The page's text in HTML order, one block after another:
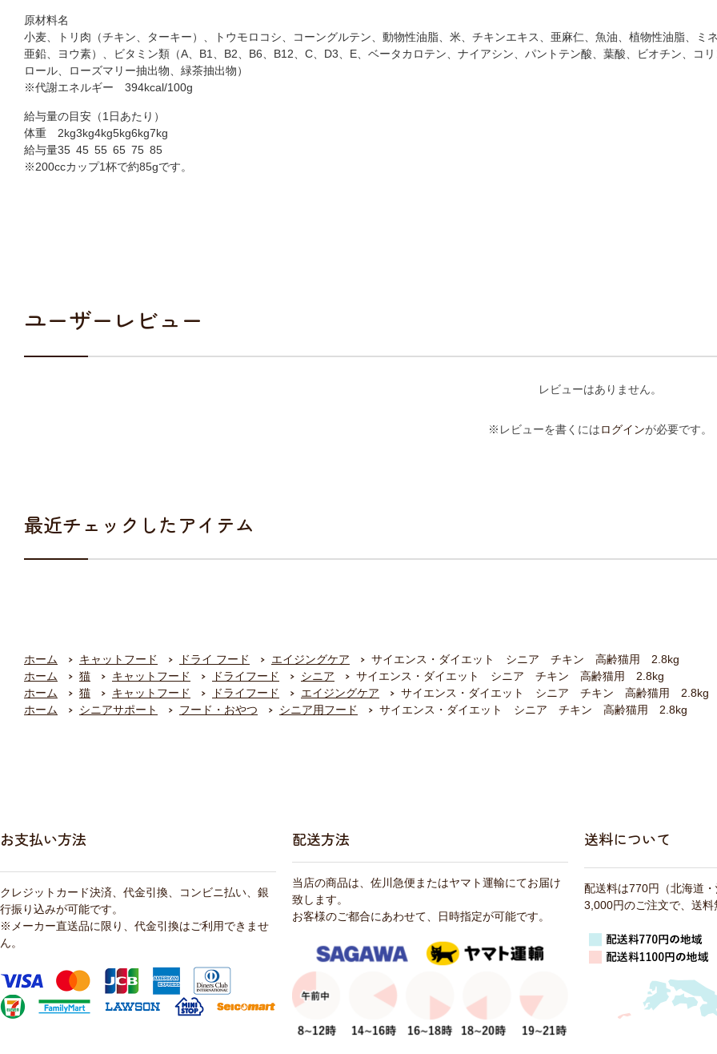
原材料名
小麦、トリ肉（チキン、ターキー）、トウモロコシ、コーングルテン、動物性油脂、米、チキンエキス、亜麻仁、魚油、植物性油脂、
亜鉛、ヨウ素）、ビタミン類（A、B1、B2、B6、B12、C、D3、E、ベータカロテン、ナイアシン、パントテン酸、葉酸、ビオチン、
ロール、ローズマリー抽出物、緑茶抽出物）
※代謝エネルギー 394kcal/100g
給与量の目安（1日あたり）
体重
2kg3kg4kg5kg6kg7kg
給与量35 45 55 65 75 85
※200ccカップ1杯で約85gです。
ユーザーレビュー
レビューはありません。
※レビューを書くにはログインが必要です。
最近チェックしたアイテム
ホーム キャットフード ドライ フード エイジングケア
サイエンス・ダイエット シニア チキン 高齢猫用 2.8kg
ホーム
猫 キャットフード ドライフード シニア
サイエンス・ダイエット シニア チキン 高齢猫用 2.8kg
ホーム
猫 キャットフード ドライフード エイジングケア
サイエンス・ダイエット シニア チキン 高齢猫用 2.8kg
ホーム
シニアサポート フード・おやつ シニア用フード サイエンス・ダイエット シニア チキン 高齢猫用 2.8kg
お支払い方法
クレジットカード決済、代金引換、コンビニ払い、銀
行振り込みが可能です。
※メーカー直送品に限り、代金引換はご利用できませ
ん。
配送方法
当店の商品は、佐川急便またはヤマト運輸にてお届け
致します。
お客様のご都合にあわせて、日時指定が可能です。
送料について
配送料は770円（北海道
3,000円のご注文で、送